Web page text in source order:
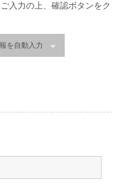
入力の上、 確認ボタンをク
を自動入力